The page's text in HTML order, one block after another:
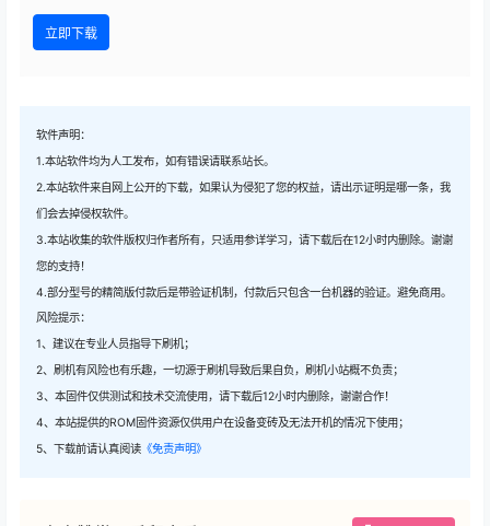
立即下载
软件声明：
1.本站软件均为人工发布，如有错误请联系站长。
2.本站软件来自网上公开的下载，如果认为侵犯了您的权益，请出示证明是哪一条，我
们会去掉侵权软件。
3.本站收集的软件版权归作者所有，只适用参详学习，请下载后在12小时内删除。谢谢
您的支持！
4.部分型号的精简版付款后是带验证机制，付款后只包含一台机器的验证。避免商用。
风险提示：
1、建议在专业人员指导下刷机；
2、刷机有风险也有乐趣，一切源于刷机导致后果自负，刷机小站概不负责；
3、本固件仅供测试和技术交流使用，请下载后12小时内删除，谢谢合作！
4、本站提供的ROM固件资源仅供用户在设备变砖及无法开机的情况下使用；
5、下载前请认真阅读 《免责声明》